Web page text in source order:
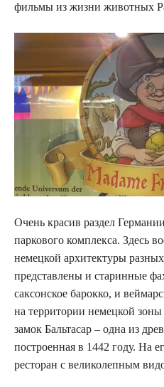
фильмы из жизни животных
Очень красив раздел
паркового комплекса. Здесь
немецкой архитектуры
представлены и старинные
саксонское барокко, и
на территории немецкой
замок Бальтасар – одна из
построенная в 1442 году. На
ресторан с великолепным